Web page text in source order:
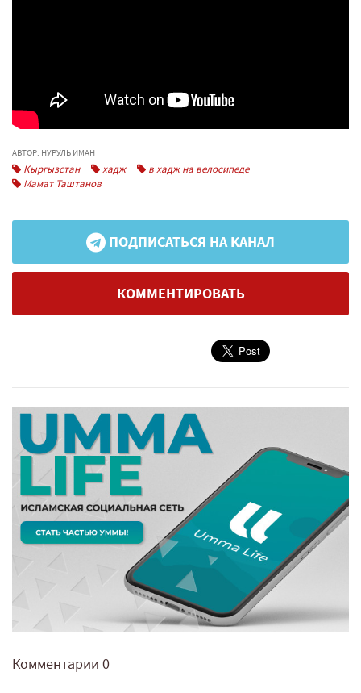
АВТОР: НУРУЛЬ ИМАН
Кыргызстан хадж
в хадж на велосипеде
Мамат Таштанов
ПОДПИСАТЬСЯ НА КАНАЛ
КОММЕНТИРОВАТЬ
Комментарии 0